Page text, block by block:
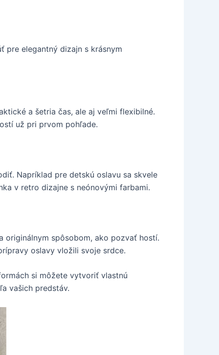
pre elegantný dizajn s krásnym
a šetria čas, ale aj veľmi flexibilné.
už pri prvom pohľade.
Napríklad pre detskú oslavu sa skvele
v retro dizajne s neónovými farbami.
originálnym spôsobom, ako pozvať hostí.
oslavy vložili svoje srdce.
si môžete vytvoriť vlastnú
vašich predstáv.